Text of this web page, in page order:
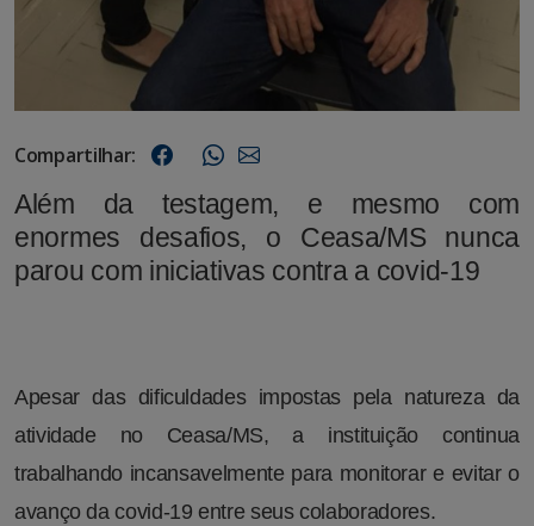
Compartilhar:
Além da testagem, e mesmo com
enormes desafios, o Ceasa/MS nunca
parou com iniciativas contra a covid-19
Apesar das dificuldades impostas pela natureza da
atividade no Ceasa/MS, a instituição continua
trabalhando incansavelmente para monitorar e evitar o
avanço da covid-19 entre seus colaboradores.